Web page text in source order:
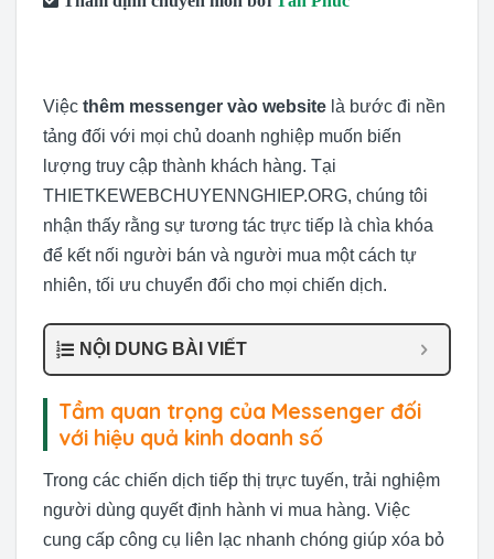
Việc thêm messenger vào website là bước đi nền
tảng đối với mọi chủ doanh nghiệp muốn biến
lượng truy cập thành khách hàng. Tại
THIETKEWEBCHUYENNGHIEP.ORG, chúng tôi
nhận thấy rằng sự tương tác trực tiếp là chìa khóa
để kết nối người bán và người mua một cách tự
nhiên, tối ưu chuyển đổi cho mọi chiến dịch.
NỘI DUNG BÀI VIẾT
Tầm quan trọng của Messenger đối
với hiệu quả kinh doanh số
Trong các chiến dịch tiếp thị trực tuyến, trải nghiệm
người dùng quyết định hành vi mua hàng. Việc
cung cấp công cụ liên lạc nhanh chóng giúp xóa bỏ